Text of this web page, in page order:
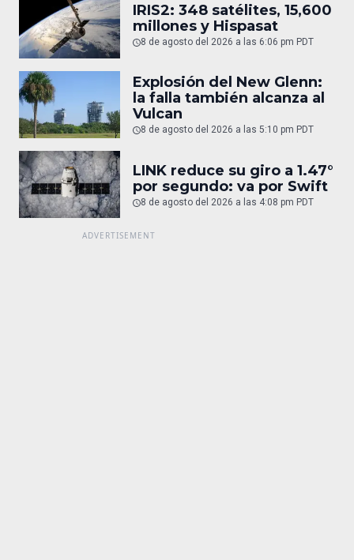
IRIS2: 348 satélites, 15,600
millones y Hispasat
8 de agosto del 2026 a las 6:06 pm PDT
Explosión del New Glenn:
la falla también alcanza al
Vulcan
8 de agosto del 2026 a las 5:10 pm PDT
LINK reduce su giro a 1.47°
por segundo: va por Swift
8 de agosto del 2026 a las 4:08 pm PDT